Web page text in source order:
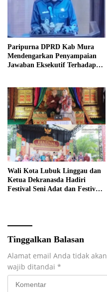
Paripurna DPRD Kab Mura
Mendengarkan Penyampaian
Jawaban Eksekutif Terhadap
Kabupaten Musi Rawas Tahun
Anggaran 2025.
Wali Kota Lubuk Linggau dan
Ketua Dekranasda Hadiri
Festival Seni Adat dan Festival
Tinggalkan Balasan
Alamat email Anda tidak
wajib ditandai *